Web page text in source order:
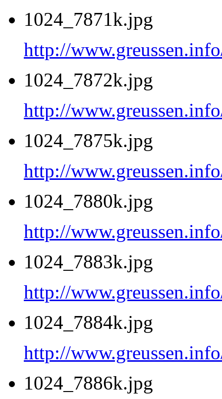
1024_7871k.jpg
http://
1024_7872k.jpg
http://
1024_7875k.jpg
http://
1024_7880k.jpg
http://
1024_7883k.jpg
http://
1024_7884k.jpg
http://
1024_7886k.jpg